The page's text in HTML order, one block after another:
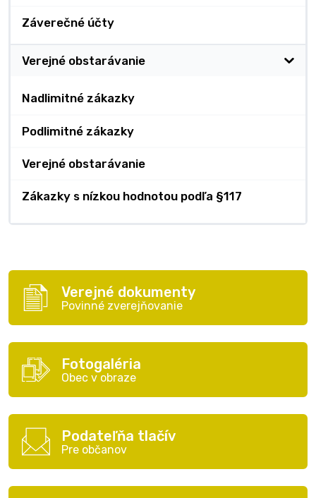
Záverečné účty
Verejné obstarávanie
Nadlimitné zákazky
Podlimitné zákazky
Verejné obstarávanie
Zákazky s nízkou hodnotou podľa §117
Verejné dokumenty
Povinné zverejňovanie
Fotogaléria
Obec v obraze
Podateľňa tlačív
Pre občanov